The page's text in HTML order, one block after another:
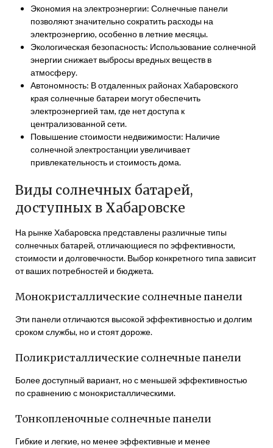
Экономия на электроэнергии: Солнечные панели
позволяют значительно сократить расходы на
электроэнергию, особенно в летние месяцы.
Экологическая безопасность: Использование солнечной
энергии снижает выбросы вредных веществ в
атмосферу.
Автономность: В отдаленных районах Хабаровского
края солнечные батареи могут обеспечить
электроэнергией там, где нет доступа к
централизованной сети.
Повышение стоимости недвижимости: Наличие
солнечной электростанции увеличивает
привлекательность и стоимость дома.
Виды солнечных батарей,
доступных в Хабаровске
На рынке Хабаровска представлены различные типы
солнечных батарей, отличающиеся по эффективности,
стоимости и долговечности. Выбор конкретного типа зависит
от ваших потребностей и бюджета.
Монокристаллические солнечные панели
Эти панели отличаются высокой эффективностью и долгим
сроком службы, но и стоят дороже.
Поликристаллические солнечные панели
Более доступный вариант, но с меньшей эффективностью
по сравнению с монокристаллическими.
Тонкопленочные солнечные панели
Гибкие и легкие, но менее эффективные и менее